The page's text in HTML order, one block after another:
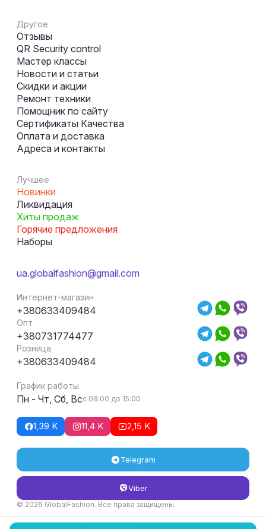
Другое
Отзывы
QR Security control
Мастер классы
Новости и статьи
Скидки и акции
Ремонт техники
Помощник по сайту
Сертификаты Качества
Оплата и доставка
Адреса и контакты
Лучшее
Новинки
Ликвидация
Хиты продаж
Горячие предложения
Наборы
ua.globalfashion@gmail.com
Интернет-магазин
+380633409484
Опт
+380731774477
Розница
+380633409484
График работы
Пн - Чт, Сб, Всс 08:00 до 15:00
1,39 K 11,4 K 2,15 K
Telegram
Viber
© 2026 GlobalFashion. Все права защищены.
Условия возврата и обмена товара